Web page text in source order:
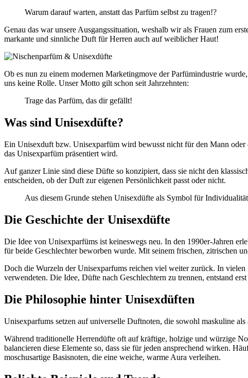
Warum darauf warten, anstatt das Parfüm selbst zu tragen!?
Genau das war unsere Ausgangssituation, weshalb wir als Frauen zum
markante und sinnliche Duft für Herren auch auf weiblicher Haut!
Ob es nun zu einem modernen Marketingmove der Parfümindustrie
uns keine Rolle. Unser Motto gilt schon seit Jahrzehnten:
Trage das Parfüm, das dir gefällt!
Was sind Unisexdüfte?
Ein Unisexduft bzw. Unisexparfüm wird bewusst nicht für den Mann oder
das Unisexparfüm präsentiert wird.
Auf ganzer Linie sind diese Düfte so konzipiert, dass sie nicht den
entscheiden, ob der Duft zur eigenen Persönlichkeit passt oder nicht.
Aus diesem Grunde stehen Unisexdüfte als Symbol für
Die Geschichte der Unisexdüfte
Die Idee von Unisexparfüms ist keineswegs neu. In den 1990er-Jahren
für beide Geschlechter beworben wurde. Mit seinem frischen, zitrischen
Doch die Wurzeln der Unisexparfums reichen viel weiter zurück. In
verwendeten. Die Idee, Düfte nach Geschlechtern zu trennen, entstand
Die Philosophie hinter Unisexdüften
Unisexparfums setzen auf universelle Duftnoten, die sowohl maskuline
Während traditionelle Herrendüfte oft auf kräftige, holzige und würzige
balancieren diese Elemente so, dass sie für jeden ansprechend wirken.
moschusartige Basisnoten, die eine weiche, warme Aura verleihen.